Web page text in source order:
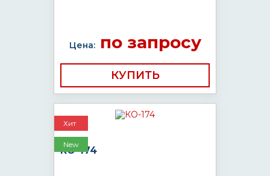
Цена:по запросу
КУПИТЬ
Хит
New
КО-174